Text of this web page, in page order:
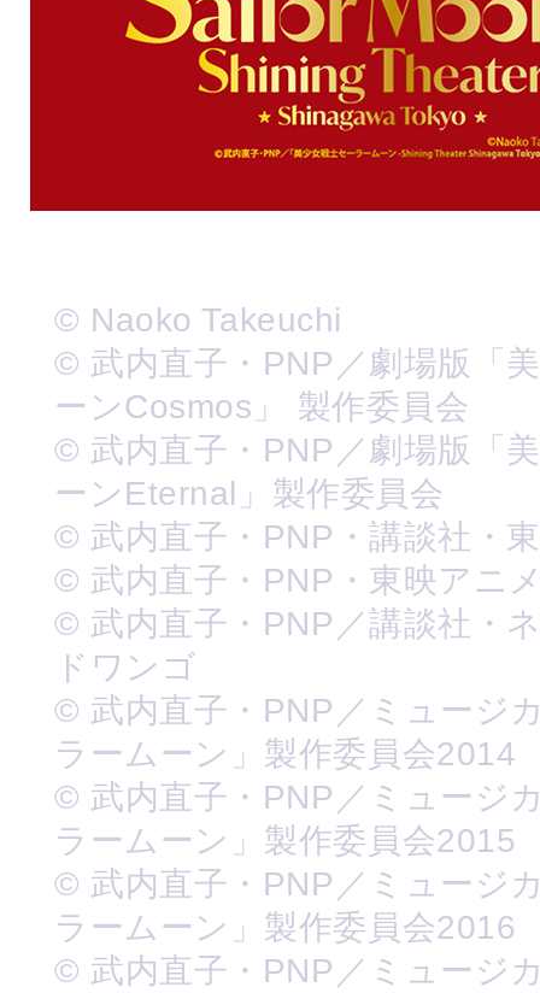
© Naoko Takeuchi
© 武内直子・PNP／劇場版「
ーンCosmos」 製作委員会
© 武内直子・PNP／劇場版「
ーンEternal」製作委員会
© 武内直子・PNP・講談社・
© 武内直子・PNP・東映アニ
© 武内直子・PNP／講談社・
ドワンゴ
© 武内直子・PNP／ミュージ
ラームーン」製作委員会2014
© 武内直子・PNP／ミュージ
ラームーン」製作委員会2015
© 武内直子・PNP／ミュージ
ラームーン」製作委員会2016
© 武内直子・PNP／ミュージ